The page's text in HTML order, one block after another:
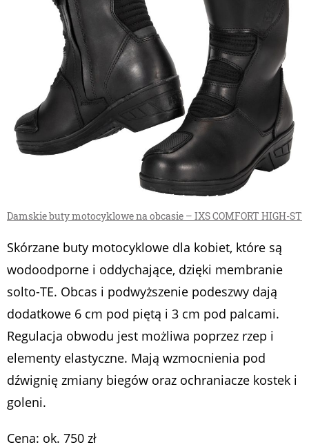
Damskie buty motocyklowe na obcasie – IXS COMFORT HIGH-ST
Skórzane buty motocyklowe dla kobiet, które są
wodoodporne i oddychające, dzięki membranie
solto-TE. Obcas i podwyższenie podeszwy dają
dodatkowe 6 cm pod piętą i 3 cm pod palcami.
Regulacja obwodu jest możliwa poprzez rzep i
elementy elastyczne. Mają wzmocnienia pod
dźwignię zmiany biegów oraz ochraniacze kostek i
goleni.
Cena: ok. 750 zł